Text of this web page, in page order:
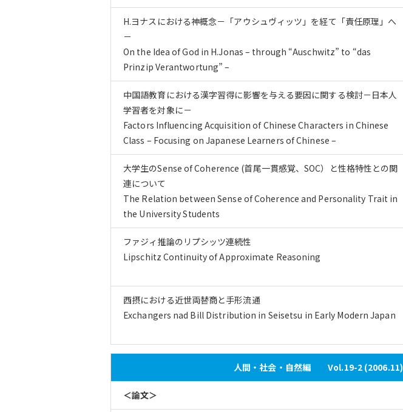
H.ヨナスにおける神概念－「アウシュヴィッツ」を経て「責任原理」へ
－
On the Idea of God in H.Jonas – through “Auschwitz” to “das
Prinzip Verantwortung” –
中国語教育における漢字習得に影響を与える要因に関する検討－日本人
学習者を対象に－
Factors Influencing Acquisition of Chinese Characters in Chinese
Class – Focusing on Japanese Learners of Chinese –
大学生のSense of Coherence (首尾一貫感覚、SOC）と性格特性との関
連について
The Relation between Sense of Coherence and Personality Trait in
the University Students
ファジィ推論のリプシッツ連続性
Lipschitz Continuity of Approximate Reasoning
西摂における近世両替商と手形流通
Exchangers nad Bill Distribution in Seisetsu in Early Modern Japan
人間・社会・自然編 Vol.19-2 (2006.11)
＜論文＞